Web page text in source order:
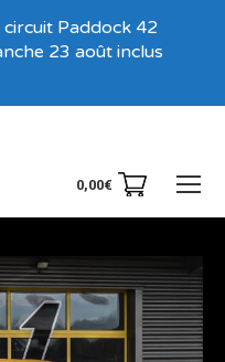
0,00€
!
Paddock 42
23 août inclus